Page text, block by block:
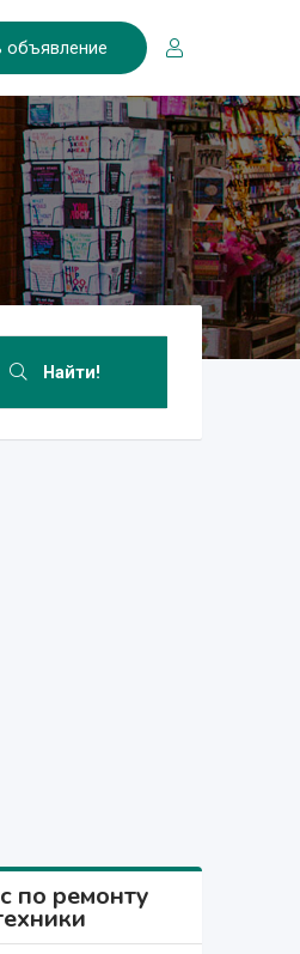
объявление
Найти!
по ремонту